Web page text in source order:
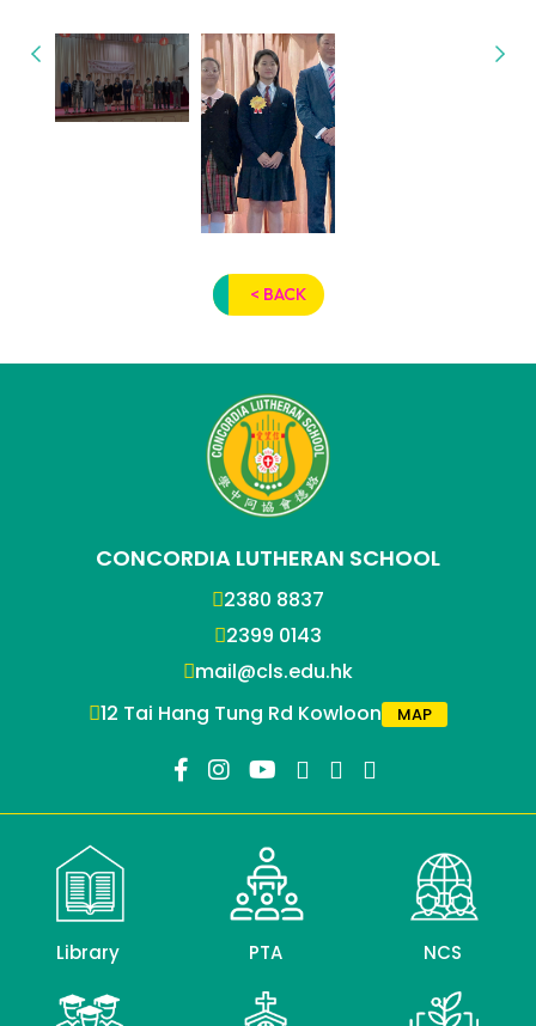
< BACK
CONCORDIA LUTHERAN SCHOOL
2380 8837
2399 0143
mail@cls.edu.hk
12 Tai Hang Tung Rd Kowloon
MAP
Library PTA NCS